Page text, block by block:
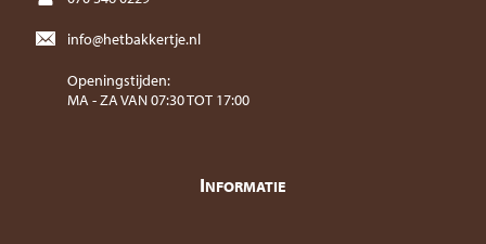
info@hetbakkertje.nl
Openingstijden:
MA - ZA VAN 07:30 TOT 17:00
INFORMATIE